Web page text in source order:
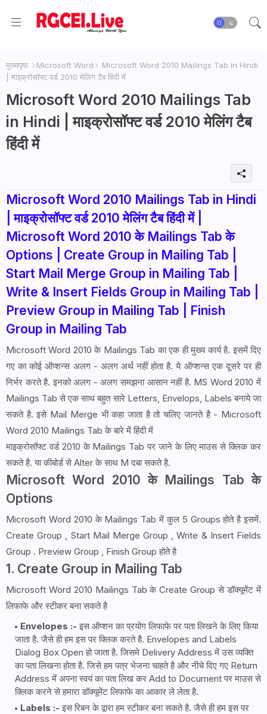
मुख्यपृष्ठ Microsoft Word
Microsoft Word 2010 Mailings Tab in Hindi
| माइक्रोसॉफ्ट वर्ड 2010 मेलिंग टैब हिंदी में
Microsoft Word 2010 Mailings Tab
in Hindi | माइक्रोसॉफ्ट वर्ड 2010 मेलिंग टैब
हिंदी में
Microsoft Word 2010 Mailings Tab in Hindi
| माइक्रोसॉफ्ट वर्ड 2010 मेलिंग टैब हिंदी में |
Microsoft Word 2010 के Mailings Tab के
Options | Create Group in Mailing Tab |
Start Mail Merge Group in Mailing Tab |
Write & Insert Fields Group in Mailing Tab |
Preview Group in Mailing Tab | Finish
Group in Mailing Tab
Microsoft Word 2010 के Mailings Tab का एक ही मुख्य कार्य है. इसमें दिए
गए का कोई ऑप्शन्स अलग - अलग अर्थ नहीं होता है. ये ऑप्शन्स एक दूसरे पर ही
निर्भर करते है. इनको अलग - अलग समझना आसान नहीं है. MS Word 2010 में
Mailings Tab से एक साथ बहुत सारे Letters, Envelops, Labels बनाये जा
सकते है. इसे Mail Merge भी कहा जाता है तो चलिए जानते है - Microsoft
Word 2010 Mailings Tab के बारे में हिंदी में
माइक्रोसॉफ्ट वर्ड 2010 के Mailings Tab पर जाने के लिए माउस से क्लिक कर
सकते है. या कीबोर्ड से Alter के साथ M दबा सकते है.
Microsoft Word 2010 के Mailings Tab के
Options
Microsoft Word 2010 के Mailings Tab में कुल 5 Groups होते है इसमें.
Create Group , Start Mail Merge Group , Write & Insert Fields
Group . Preview Group , Finish Group होते है
1. Create Group in Mailing Tab
Microsoft Word 2010 Mailings Tab के Create Group से डॉक्यूमेंट में
लिफाफे और स्टीकर बना सकते है
Envelopes :-इस ऑप्शन का प्रयोग लिफाफे पर पता लिखने के लिए किया
जाता है. जैसे ही हम इस पर क्लिक करते है. Envelopes and Labels
Dialog Box Open हो जाता है. जिसमे Delivery Address में उस व्यक्ति
का पता लिखना होता है. जिसे हम पत्र भेजना चाहते है और नीचे दिए गए Return
Address में अपना स्वयं का पता लिख कर Add to Document पर माउस से
क्लिक करने से हमारा डॉक्यूमेंट लिफाफे का आकार ले लेता है.
Labels :- इस रिबन के द्वारा हम स्टीकर बना सकते है. जैसे ही हम इस पर